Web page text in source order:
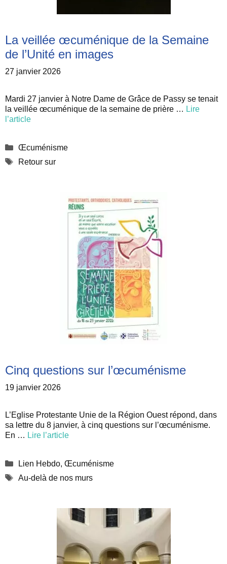
La veillée œcuménique de la Semaine
de l’Unité en images
27 janvier 2026
Mardi 27 janvier à Notre Dame de Grâce de Passy se tenait
la veillée œcuménique de la semaine de prière … Lire
l’article
Catégories
Œcuménisme
Étiquettes
Retour sur
Cinq questions sur l’œcuménisme
19 janvier 2026
L’Eglise Protestante Unie de la Région Ouest répond, dans
sa lettre du 8 janvier, à cinq questions sur l’œcuménisme.
En … Lire l’article
Catégories
Lien Hebdo, Œcuménisme
Étiquettes
Au-delà de nos murs